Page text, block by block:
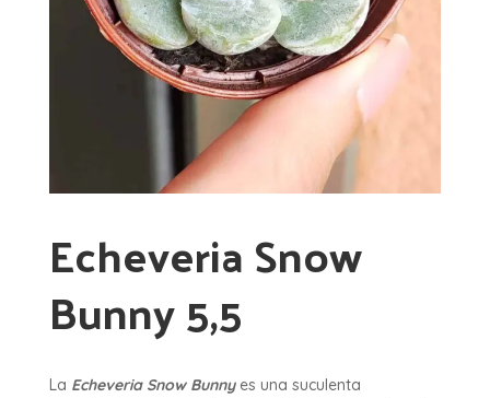
Echeveria Snow
Bunny 5,5
La Echeveria Snow Bunny es una suculenta